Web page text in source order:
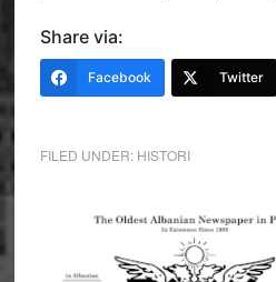
Share via:
Facebook Twitter
FILED UNDER: HISTORI